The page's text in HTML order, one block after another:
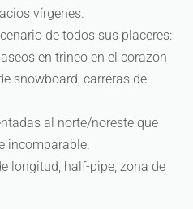
vírgenes.
de todos sus placeres:
en trineo en el corazón
snowboard, carreras de
al norte/noreste que
incomparable.
longitud, half-pipe, zona de